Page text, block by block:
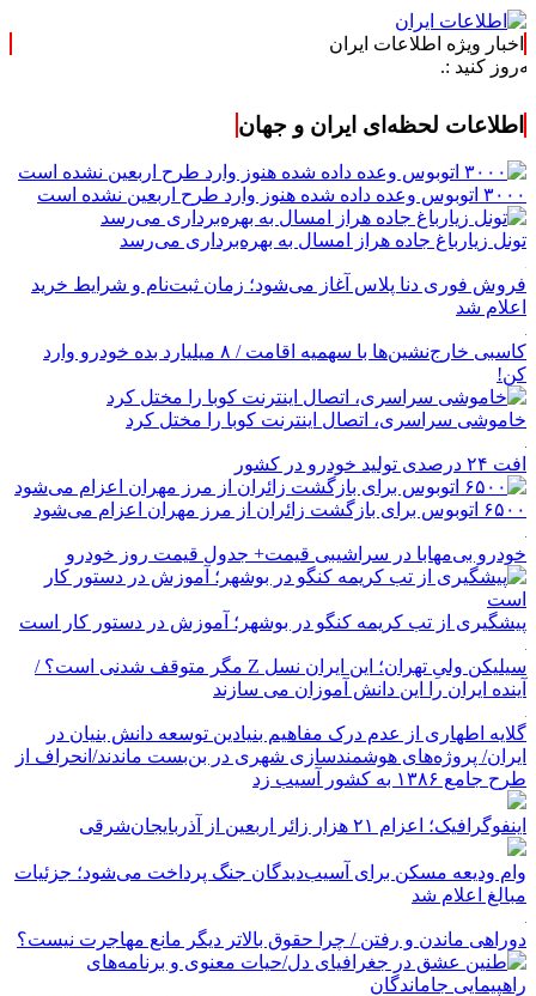
اخبار ویژه اطلاعات ایران
اطلاعات لحظه‌ای ایران و جهان
۳۰۰۰ اتوبوس وعده داده شده هنوز وارد طرح اربعین نشده است
تونل زیارباغ جاده هراز امسال به بهره‌برداری می‌رسد
فروش فوری دنا پلاس آغاز می‌شود؛ زمان ثبت‌نام و شرایط خرید
اعلام شد
کاسبی خارج‌نشین‌ها با سهمیه اقامت / ۸ میلیارد بده خودرو وارد
کن!
خاموشی سراسری، اتصال اینترنت کوبا را مختل کرد
افت ۲۴ درصدی تولید خودرو در کشور
۶۵۰۰ اتوبوس برای بازگشت زائران از مرز مهران اعزام می‌شود
خودرو بی‌مهابا در سراشیبی قیمت+ جدول قیمت روز خودرو
پیشگیری از تب کریمه کنگو در بوشهر؛ آموزش در دستور کار است
سیلیکن ولیِ تهران؛ این ایران نسل Z مگر متوقف شدنی است؟ /
آینده ایران را این دانش آموزان می سازند
گلایه اطهاری از عدم درک مفاهیم بنیادین توسعه دانش بنیان در
ایران/ پروژه‌های هوشمندسازی شهری در بن‌بست ماندند/انحراف از
طرح جامع ۱۳۸۶ به کشور آسیب زد
اینفوگرافیک؛ اعزام ۲۱ هزار زائر اربعین از آذربایجان‌شرقی
وام ودیعه مسکن برای آسیب‌دیدگان جنگ پرداخت می‌شود؛ جزئیات
مبالغ اعلام شد
دوراهی ماندن و رفتن / چرا حقوق بالاتر دیگر مانع مهاجرت نیست؟